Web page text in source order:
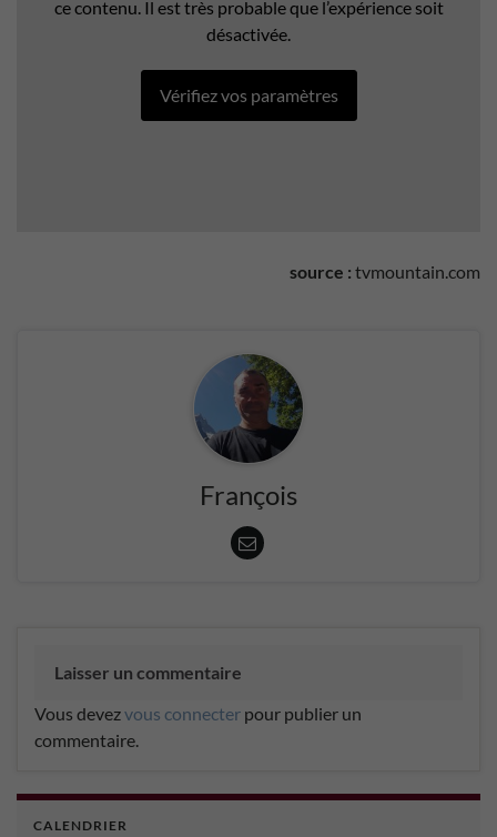
ce contenu. Il est très probable que l’expérience soit
désactivée.
Vérifiez vos paramètres
source : tvmountain.com
François
Laisser un commentaire
Vous devezvous connecter pour publier un
commentaire.
CALENDRIER